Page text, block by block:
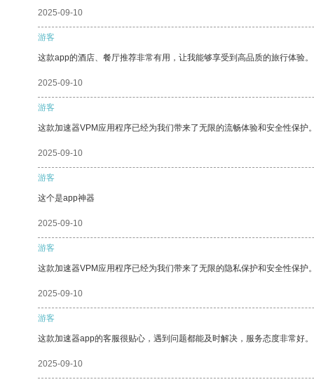
2025-09-10
游客
这款app的酒店、餐厅推荐非常有用，让我能够享受到高品质的旅行体验。
2025-09-10
游客
这款加速器VPM应用程序已经为我们带来了无限的流畅体验和安全性保护
2025-09-10
游客
这个是app神器
2025-09-10
游客
这款加速器VPM应用程序已经为我们带来了无限的隐私保护和安全性保护
2025-09-10
游客
这款加速器app的客服很贴心，遇到问题都能及时解决，服务态度非常好。
2025-09-10